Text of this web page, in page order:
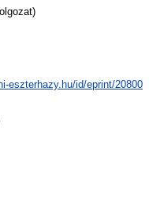
eszterhazy.hu/id/eprint/20800